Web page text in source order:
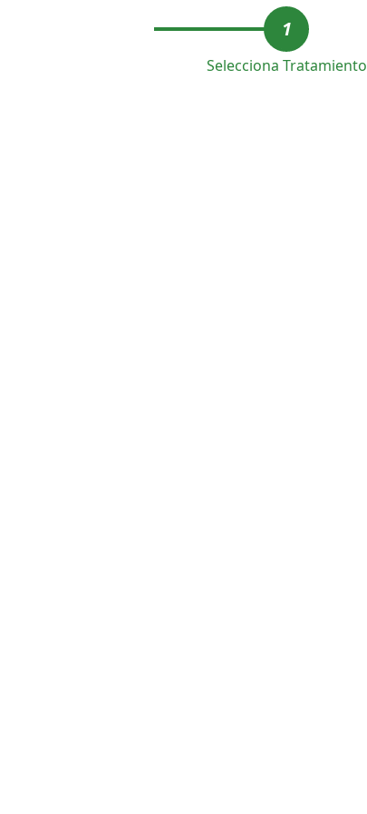
1
Selecciona Tratamiento